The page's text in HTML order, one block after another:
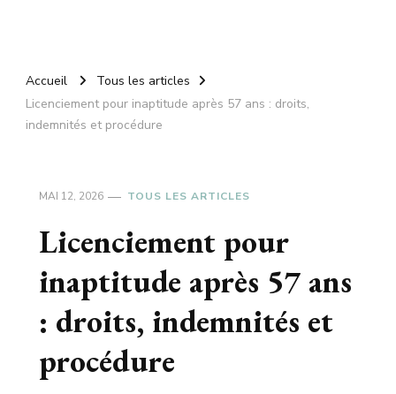
Accueil
Tous les articles
Licenciement pour inaptitude après 57 ans : droits,
indemnités et procédure
MAI 12, 2026 TOUS LES ARTICLES
Licenciement pour
inaptitude après 57 ans
: droits, indemnités et
procédure